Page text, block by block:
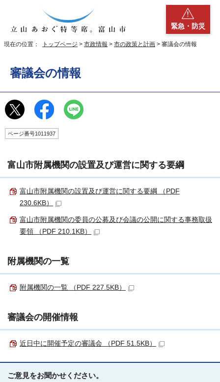
緊急・防災
現在の位置： トップページ > 市政情報 > 市の政策と計画 > 審議会の情報
審議会の情報
ページ番号1011937
富山市附属機関の設置及び運営に関する要綱
富山市附属機関の設置及び運営に関する要綱 （PDF
230.6KB）
富山市附属機関の委員の公募及び会議の公開に関する事務取扱
要領 （PDF 210.1KB）
附属機関の一覧
附属機関の一覧 （PDF 227.5KB）
審議会の開催情報
近日中に開催予定の審議会 （PDF 51.5KB）
ご意見をお聞かせください。